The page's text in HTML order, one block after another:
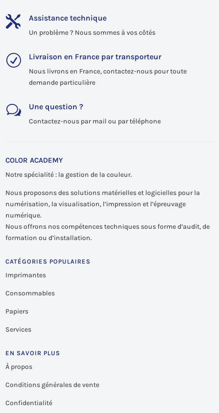
 Assistance technique
Un problème ? Nous sommes à vos côtés
R Livraison en France par transporteur
Nous livrons en France, contactez-nous pour toute
demande particulière
w Une question ?
Contactez-nous par mail ou par téléphone
COLOR ACADEMY
Notre spécialité : la gestion de la couleur.
Nous proposons des solutions matérielles et logicielles pour la
numérisation, la visualisation, l’impression et l’épreuvage
numérique.
Nous offrons nos compétences techniques sous forme d’audit, de
formation ou d’installation.
CATÉGORIES POPULAIRES
Imprimantes
Consommables
Papiers
Services
EN SAVOIR PLUS
À propos
Conditions générales de vente
Confidentialité